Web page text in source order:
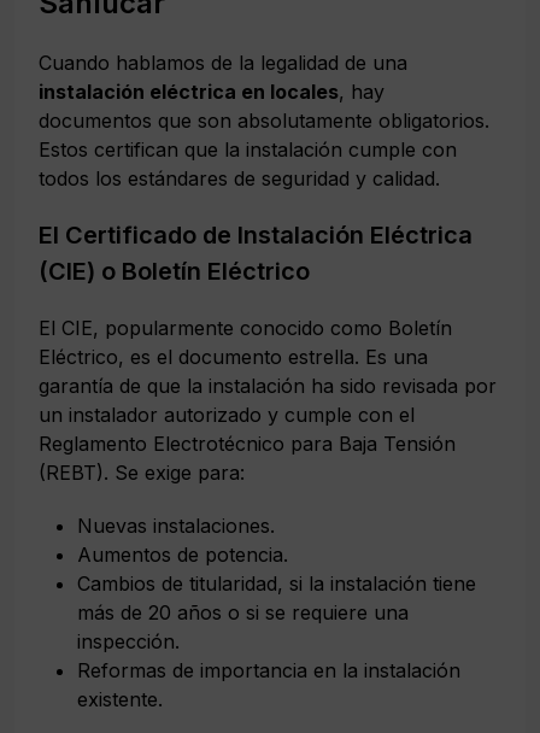
Cuando hablamos de la legalidad de una
instalación eléctrica en locales, hay
documentos que son absolutamente obligatorios.
Estos certifican que la instalación cumple con
todos los estándares de seguridad y calidad.
El Certificado de Instalación Eléctrica
(CIE) o Boletín Eléctrico
El CIE, popularmente conocido como Boletín
Eléctrico, es el documento estrella. Es una
garantía de que la instalación ha sido revisada por
un instalador autorizado y cumple con el
Reglamento Electrotécnico para Baja Tensión
(REBT). Se exige para:
Nuevas instalaciones.
Aumentos de potencia.
Cambios de titularidad, si la instalación tiene
más de 20 años o si se requiere una
inspección.
Reformas de importancia en la instalación
existente.